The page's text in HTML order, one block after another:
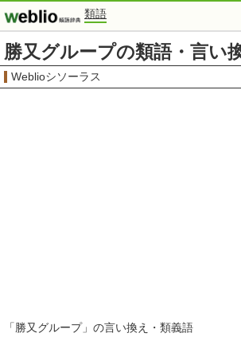
類語
勝又グループの類語・言い
Weblioシソーラス
「 勝又グループ」の言い換え・類義語